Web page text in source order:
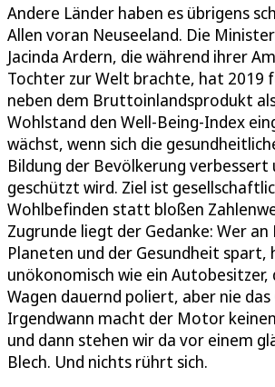
Andere Länder haben es übrigens
Allen voran Neuseeland. Die
Jacinda Ardern, die während ihrer
Tochter zur Welt brachte, hat 2019
neben dem Bruttoinlandsprodukt
Wohlstand den Well-Being-Index
wächst, wenn sich die
Bildung der Bevölkerung verbessert
geschützt wird. Ziel ist
Wohlbefinden statt bloßen
Zugrunde liegt der Gedanke: Wer an
Planeten und der Gesundheit spart,
unökonomisch wie ein Autobesitzer,
Wagen dauernd poliert, aber nie
Irgendwann macht der Motor
und dann stehen wir da vor einem
Blech. Und nichts rührt sich.